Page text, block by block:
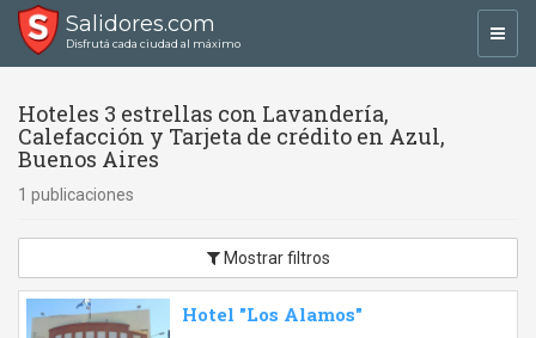
Salidores.com
Disfrutá cada ciudad al máximo
Hoteles 3 estrellas con Lavandería,
Calefacción y Tarjeta de crédito en Azul,
Buenos Aires
1 publicaciones
Mostrar filtros
Hotel "Los Alamos"